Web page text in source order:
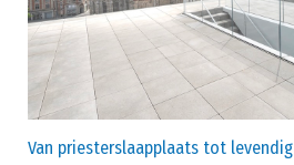
Van priesterslaapplaats tot